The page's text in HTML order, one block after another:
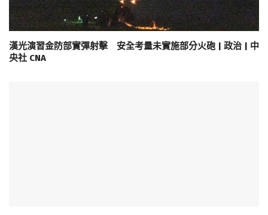
漢光演習金防部實彈射擊 安全考量未實施部分火砲 | 政治 | 中
央社 CNA